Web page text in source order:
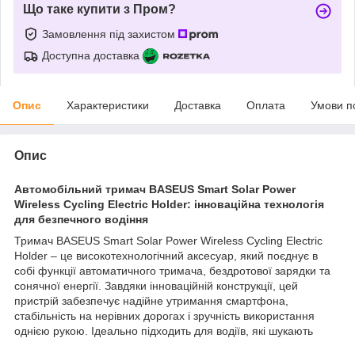
Що таке купити з Пром?
Замовлення під захистом
Доступна доставка
Опис Характеристики Доставка Оплата Умови
Опис
Автомобільний тримач BASEUS Smart Solar Power
Wireless Cycling Electric Holder: інноваційна технологія
для безпечного водіння
Тримач BASEUS Smart Solar Power Wireless Cycling Electric
Holder – це високотехнологічний аксесуар, який поєднує в
собі функції автоматичного тримача, бездротової зарядки та
сонячної енергії. Завдяки інноваційній конструкції, цей
пристрій забезпечує надійне утримання смартфона,
стабільність на нерівних дорогах і зручність використання
однією рукою. Ідеально підходить для водіїв, які шукають